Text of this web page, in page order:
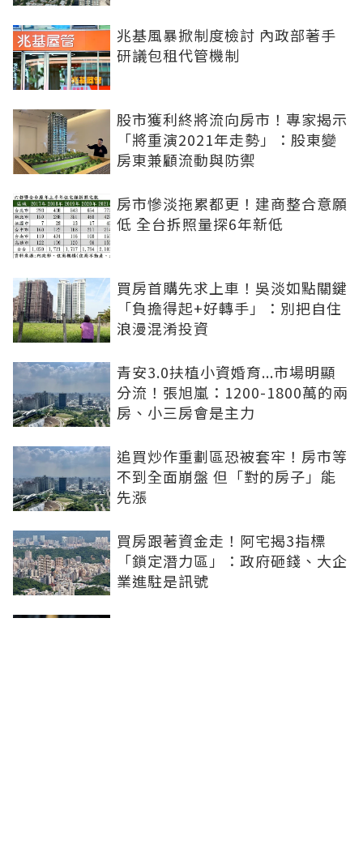
兆基風暴掀制度檢討 內政部著手
研議包租代管機制
股市獲利終將流向房市！專家揭示
「將重演2021年走勢」：股東變
房東兼顧流動與防禦
房市慘淡拖累都更！建商整合意願
低 全台拆照量探6年新低
買房首購先求上車！吳淡如點關鍵
「負擔得起+好轉手」：別把自住
浪漫混淆投資
青安3.0扶植小資婚育...市場明顯
分流！張旭嵐：1200-1800萬的兩
房、小三房會是主力
追買炒作重劃區恐被套牢！房市等
不到全面崩盤 但「對的房子」能
先漲
買房跟著資金走！阿宅揭3指標
「鎖定潛力區」：政府砸錢、大企
業進駐是訊號